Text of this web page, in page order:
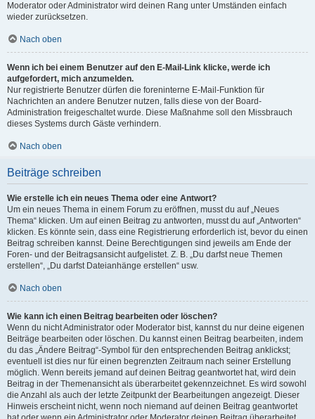
Moderator oder Administrator wird deinen Rang unter Umständen einfach
wieder zurücksetzen.
Nach oben
Wenn ich bei einem Benutzer auf den E-Mail-Link klicke, werde ich
aufgefordert, mich anzumelden.
Nur registrierte Benutzer dürfen die foreninterne E-Mail-Funktion für
Nachrichten an andere Benutzer nutzen, falls diese von der Board-
Administration freigeschaltet wurde. Diese Maßnahme soll den Missbrauch
dieses Systems durch Gäste verhindern.
Nach oben
Beiträge schreiben
Wie erstelle ich ein neues Thema oder eine Antwort?
Um ein neues Thema in einem Forum zu eröffnen, musst du auf „Neues
Thema“ klicken. Um auf einen Beitrag zu antworten, musst du auf „Antworten“
klicken. Es könnte sein, dass eine Registrierung erforderlich ist, bevor du einen
Beitrag schreiben kannst. Deine Berechtigungen sind jeweils am Ende der
Foren- und der Beitragsansicht aufgelistet. Z. B. „Du darfst neue Themen
erstellen“, „Du darfst Dateianhänge erstellen“ usw.
Nach oben
Wie kann ich einen Beitrag bearbeiten oder löschen?
Wenn du nicht Administrator oder Moderator bist, kannst du nur deine eigenen
Beiträge bearbeiten oder löschen. Du kannst einen Beitrag bearbeiten, indem
du das „Ändere Beitrag“-Symbol für den entsprechenden Beitrag anklickst;
eventuell ist dies nur für einen begrenzten Zeitraum nach seiner Erstellung
möglich. Wenn bereits jemand auf deinen Beitrag geantwortet hat, wird dein
Beitrag in der Themenansicht als überarbeitet gekennzeichnet. Es wird sowohl
die Anzahl als auch der letzte Zeitpunkt der Bearbeitungen angezeigt. Dieser
Hinweis erscheint nicht, wenn noch niemand auf deinen Beitrag geantwortet